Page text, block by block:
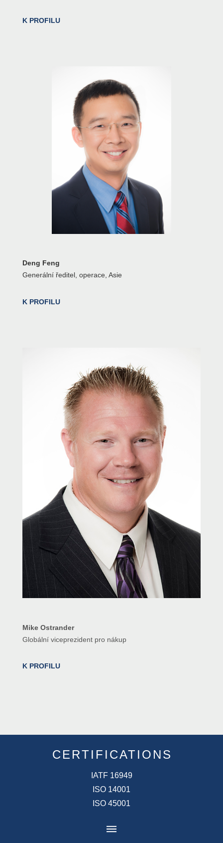
K PROFILU
Deng Feng
Generální ředitel, operace, Asie
K PROFILU
Mike Ostrander
Globální viceprezident pro nákup
K PROFILU
CERTIFICATIONS
IATF 16949
ISO 14001
ISO 45001